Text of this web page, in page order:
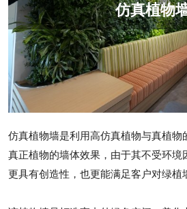
仿真植物
仿真植物墙是利用高仿真植物与真植物
真正植物的墙体效果，由于其不受环境
更具有创造性，也更能满足客户对绿植